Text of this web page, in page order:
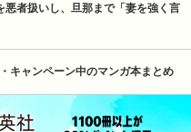
者扱いし、旦那まで「妻を強く言
キャンペーン中のマンガ本まとめ